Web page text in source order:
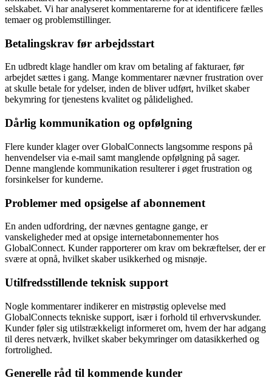
selskabet. Vi har analyseret kommentarerne for at identificere fælles
temaer og problemstillinger.
Betalingskrav før arbejdsstart
En udbredt klage handler om krav om betaling af fakturaer, før
arbejdet sættes i gang. Mange kommentarer nævner frustration over
at skulle betale for ydelser, inden de bliver udført, hvilket skaber
bekymring for tjenestens kvalitet og pålidelighed.
Dårlig kommunikation og opfølgning
Flere kunder klager over GlobalConnects langsomme respons på
henvendelser via e-mail samt manglende opfølgning på sager.
Denne manglende kommunikation resulterer i øget frustration og
forsinkelser for kunderne.
Problemer med opsigelse af abonnement
En anden udfordring, der nævnes gentagne gange, er
vanskeligheder med at opsige internetabonnementer hos
GlobalConnect. Kunder rapporterer om krav om bekræftelser, der er
svære at opnå, hvilket skaber usikkerhed og misnøje.
Utilfredsstillende teknisk support
Nogle kommentarer indikerer en mistrøstig oplevelse med
GlobalConnects tekniske support, især i forhold til erhvervskunder.
Kunder føler sig utilstrækkeligt informeret om, hvem der har adgang
til deres netværk, hvilket skaber bekymringer om datasikkerhed og
fortrolighed.
Generelle råd til kommende kunder